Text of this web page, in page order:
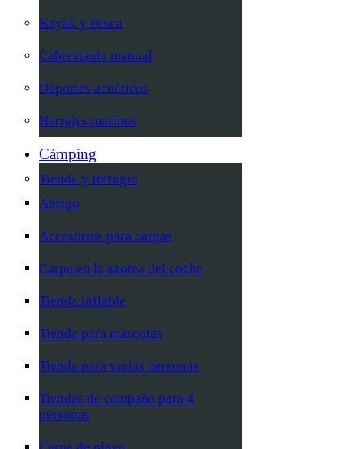
Kayak y Pesca
Cabrestante manual
Deportes acuáticos
Herrajes marinos
Cámping
Tienda y Refugio
Abrigo
Accesorios para carpas
Carpa en la azotea del coche
Tienda inflable
Tienda para mascotas
Tienda para varias personas
Tiendas de campaña para 4
personas